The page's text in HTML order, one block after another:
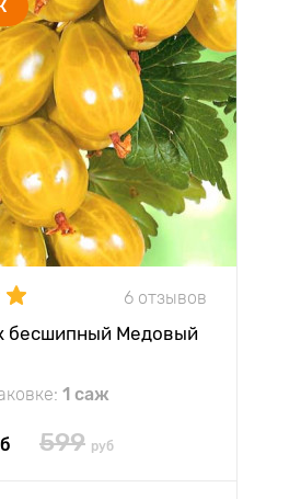
6 отзывов
бесшипный Медовый
1 саж
599 руб